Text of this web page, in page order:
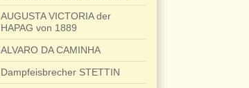
AUGUSTA VICTORIA der
HAPAG von 1889
ALVARO DA CAMINHA
Dampfeisbrecher STETTIN